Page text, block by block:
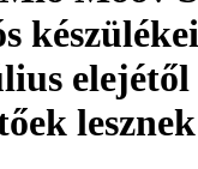
elejétől
lesznek